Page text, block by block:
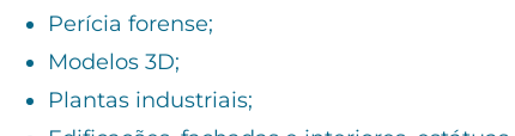
Perícia forense;
Modelos 3D;
Plantas industriais;